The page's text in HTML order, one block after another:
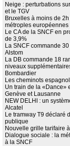
Neige : perturbations
et le TGV
Bruxelles à moins de
métroples européennes
Le CA de la SNCF en
de 3,9%
La SNCF commande
Alstom
La DB commande 18
niveaux
Bombardier
Les cheminots
Un train de la «Dance»
Genève et Lausanne
NEW DELHI : un
Alcatel
Le tramway T9 déclaré
publique
Nouvelle grille tarifaire
Dialogue sociale : la
à la SNCF